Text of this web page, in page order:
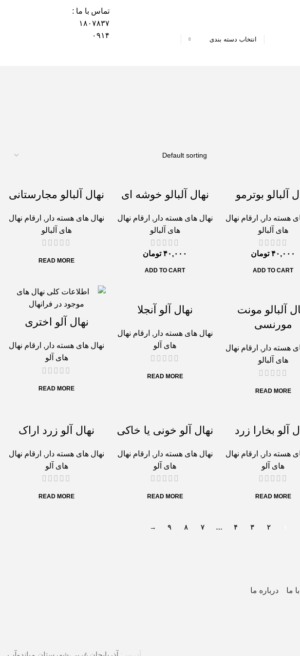
انتخاب دسته بندی
تماس با ما :
۱۸۰۷۸۳۷
۰۹۱۴
آلبالو بوترمو
هسته دار , ارقام نهال
های آلبالو
۴۰,۰۰۰ تومان
ADD TO CART
نهال آلبالو خوشه ای
نهال های هسته دار , ارقام نهال
های آلبالو
۴۰,۰۰۰ تومان
ADD TO CART
نهال آلبالو مجارستانی
نهال های هسته دار , ارقام نهال
های آلبالو
READ MORE
آلبالو مونت
مورنسی
هسته دار , ارقام نهال
های آلبالو
READ MORE
نهال آلو آنجلا
نهال های هسته دار , ارقام نهال
های آلو
READ MORE
نهال آلو اختری
نهال های هسته دار , ارقام نهال
های آلو
READ MORE
آلو بخارا زرد
هسته دار , ارقام نهال
های آلو
READ MORE
نهال آلو خونی یا خاکی
نهال های هسته دار , ارقام نهال
های آلو
READ MORE
نهال آلو زرد اراک
نهال های هسته دار , ارقام نهال
های آلو
READ MORE
۲ ۳ ۴ … ۷ ۸ ۹ →
ما درباره ما